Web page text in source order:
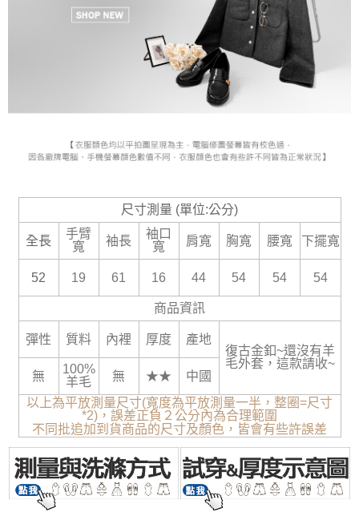
尺寸測量 (單位:公分)
全長
手臂
寬
袖長
袖口
寬
肩寬 胸寬 腰寬 下擺寬
52 19 61 16 44 54 54 54
商品資訊
彈性 質料 內裡 厚度
產地
復古金釦~還沒有羊
毛外套，這款請收~
無
100%
羊毛
無 ★★
中國
以上為平放測量尺寸(寬度為平放測量一半，整圈=尺寸
*2)，誤差正負２公分內為合理範圍
不同批追加到貨商品的尺寸及顏色，皆會有些許誤差